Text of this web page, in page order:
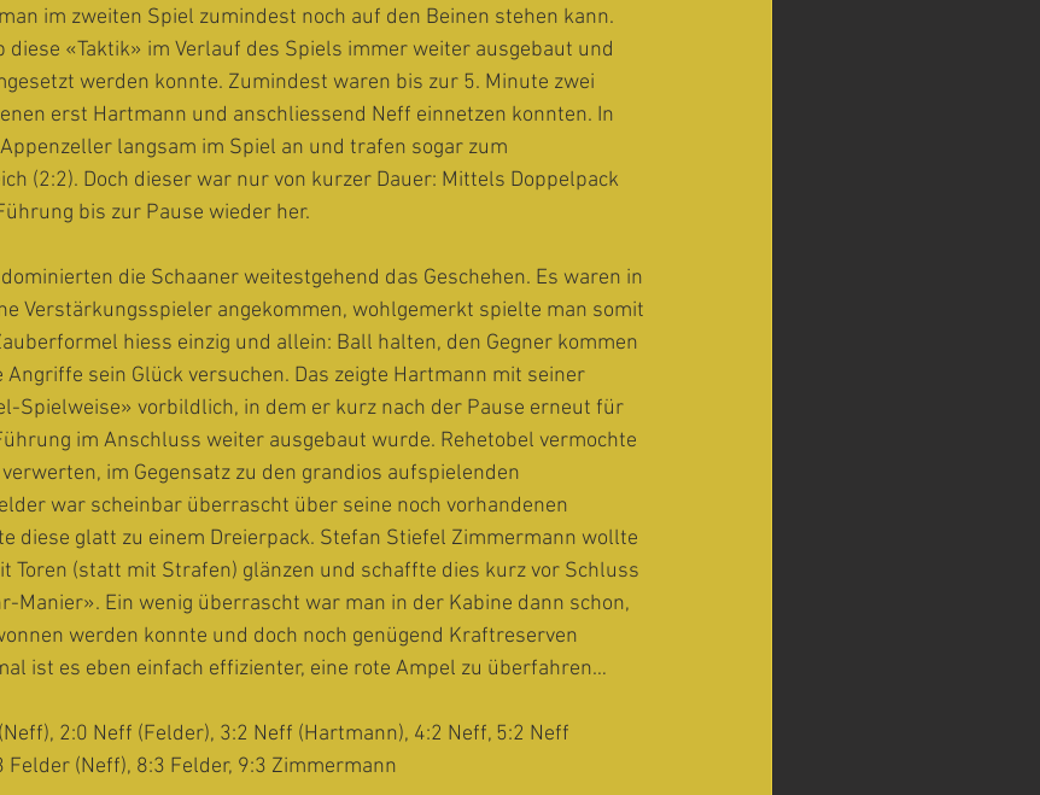
im zweiten Spiel zumindest noch auf den Beinen stehen kann.
diese «Taktik» im Verlauf des Spiels immer weiter ausgebaut und
werden konnte. Zumindest waren bis zur 5. Minute zwei
erst Hartmann und anschliessend Neff einnetzen konnten. In
langsam im Spiel an und trafen sogar zum
(2:2). Doch dieser war nur von kurzer Dauer: Mittels Doppelpack
bis zur Pause wieder her.
die Schaaner weitestgehend das Geschehen. Es waren in
Verstärkungsspieler angekommen, wohlgemerkt spielte man somit
hiess einzig und allein: Ball halten, den Gegner kommen
sein Glück versuchen. Das zeigte Hartmann mit seiner
Spielweise» vorbildlich, in dem er kurz nach der Pause erneut für
im Anschluss weiter ausgebaut wurde. Rehetobel vermochte
im Gegensatz zu den grandios aufspielenden
war scheinbar überrascht über seine noch vorhandenen
diese glatt zu einem Dreierpack. Stefan Stiefel Zimmermann wollte
Toren (statt mit Strafen) glänzen und schaffte dies kurz vor Schluss
Manier». Ein wenig überrascht war man in der Kabine dann schon,
werden konnte und doch noch genügend Kraftreserven
ist es eben einfach effizienter, eine rote Ampel zu überfahren…
2:0 Neff (Felder), 3:2 Neff (Hartmann), 4:2 Neff, 5:2 Neff
Felder (Neff), 8:3 Felder, 9:3 Zimmermann